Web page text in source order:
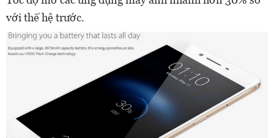
với thế hệ trước.